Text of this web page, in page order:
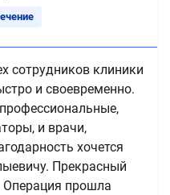
сотрудников клиники
и своевременно.
и врачи,
хочется
Прекрасный
Операция прошла